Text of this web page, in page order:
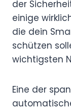
der
einige
die dein
schützen
wichtigsten
Eine der